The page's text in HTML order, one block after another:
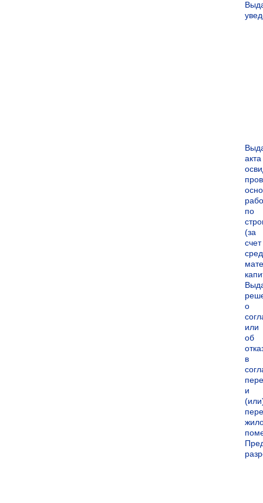
акта
по
(за
счет
о
или
об
в
и